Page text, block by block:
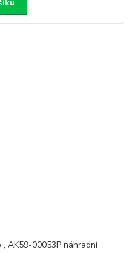
AK59-00053P náhradní